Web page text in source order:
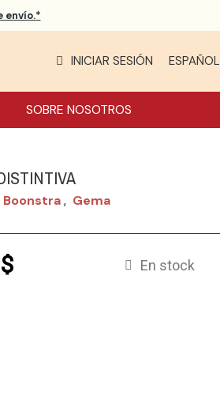
envío.*
INICIAR SESIÓN ESPAÑOL
SOBRE NOSOTROS
Boonstra , Gema
En stock